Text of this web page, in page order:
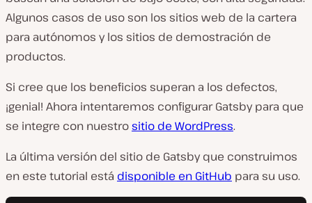
Algunos casos de uso son los sitios web de la cartera
para autónomos y los sitios de demostración de
productos.
Si cree que los beneficios superan a los defectos,
¡genial! Ahora intentaremos configurar Gatsby para que
se integre con nuestrositio de WordPress.
La última versión del sitio de Gatsby que construimos
en este tutorial está disponible en GitHub para su uso.